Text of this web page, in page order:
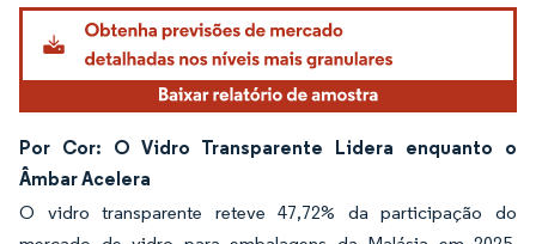
Por Cor: O Vidro Transparente Lidera enquanto o
Âmbar Acelera
O vidro transparente reteve 47,72% da participação do